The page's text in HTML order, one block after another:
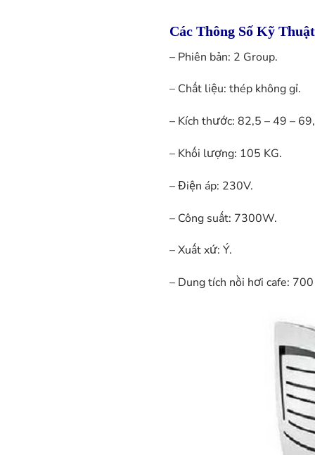
Các Thông Số Kỹ
– Phiên bản: 2 Group.
– Chất liệu: thép không gỉ.
– Kích thước: 82,5 – 49 –
– Khối lượng: 105 KG.
– Điện áp: 230V.
– Công suất: 7300W.
– Xuất xứ: Ý.
– Dung tích nồi hơi cafe: